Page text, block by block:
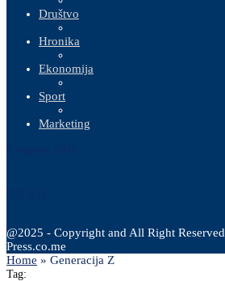
Društvo
Hronika
Ekonomija
Sport
Marketing
@2025 - Copyright and All Right Reserved
Press.co.me
Home » Generacija Z
Tag: